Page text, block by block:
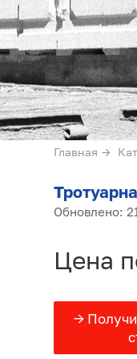
Главная →
Обновлено:
Цена
→